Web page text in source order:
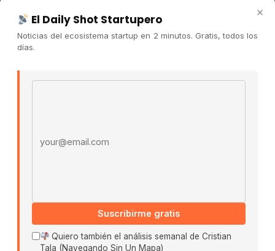
Contacto
Publicidad
Es La Hora de Aprender ↗
Políticas De Privacidad · Términos De Uso
×
El Daily Shot Startupero
Noticias del ecosistema startup en 2 minutos. Gratis, todos los
días.
Suscribirme gratis
Quiero también el análisis semanal de Cristian
Tala (Navegando Sin Un Mapa)